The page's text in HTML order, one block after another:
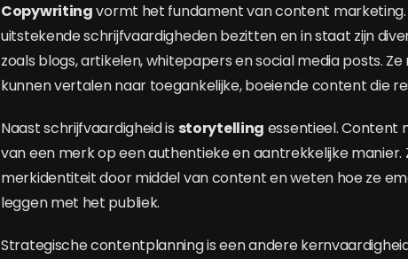
Copywritingvormt het fundament van content
uitstekende schrijfvaardigheden bezitten en in staat zijn
zoals blogs, artikelen, whitepapers en social media posts.
kunnen vertalen naar toegankelijke, boeiende content die
Naast schrijfvaardigheid is storytelling essentieel. Content
van een merk op een authentieke en aantrekkelijke
merkidentiteit door middel van content en weten hoe ze
leggen met het publiek.
Strategische contentplanning is een andere